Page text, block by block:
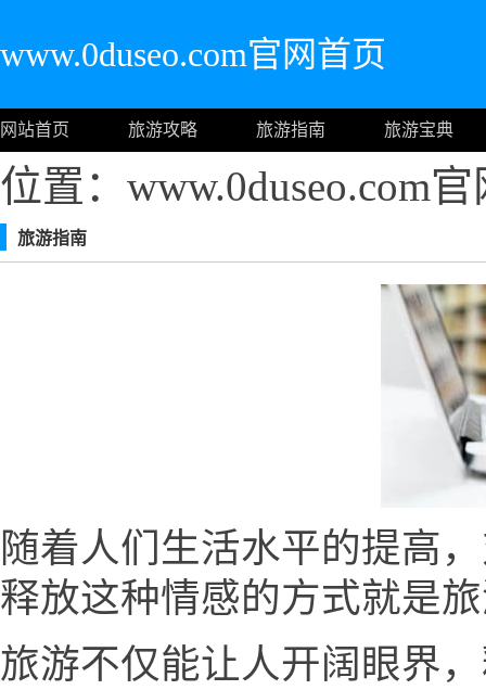
www.0duseo.com官网首页
网站首页 旅游攻略 旅游指南 旅游宝典
位置：www.0duseo.com
旅游指南
随着人们生活水平的提高
释放这种情感的方式就是
旅游不仅能让人开阔眼界